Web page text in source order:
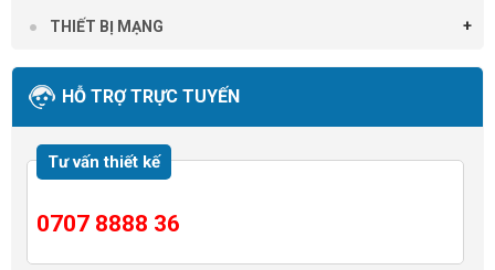
THIẾT BỊ MẠNG
HỖ TRỢ TRỰC TUYẾN
Tư vấn thiết kế
0707 8888 36